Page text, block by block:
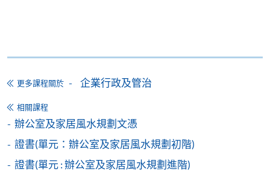
月免息分期付款優惠，必須親臨本學院設有報名服務的教
學中心作付款安排。
如欲了解如何於網上報讀新課程及繳費，請瀏覽網上
申請/報讀指南 :
-短期課程
更多課程關於 企業行政及管治
相關課程
辦公室及家居風水規劃文憑
證書(單元：辦公室及家居風水規劃初階)
證書(單元 : 辦公室及家居風水規劃進階)